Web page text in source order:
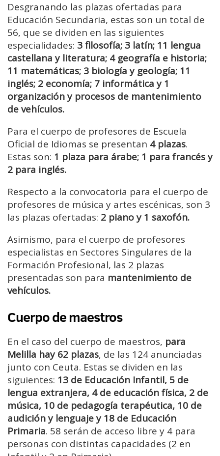
Desgranando las plazas ofertadas para
Educación Secundaria, estas son un total de
56, que se dividen en las siguientes
especialidades: 3 filosofía; 3 latín; 11 lengua
castellana y literatura; 4 geografía e historia;
11 matemáticas; 3 biología y geología; 11
inglés; 2 economía; 7 informática y 1
organización y procesos de mantenimiento
de vehículos.
Para el cuerpo de profesores de Escuela
Oficial de Idiomas se presentan 4 plazas.
Estas son: 1 plaza para árabe; 1 para francés y
2 para inglés.
Respecto a la convocatoria para el cuerpo de
profesores de música y artes escénicas, son 3
las plazas ofertadas: 2 piano y 1 saxofón.
Asimismo, para el cuerpo de profesores
especialistas en Sectores Singulares de la
Formación Profesional, las 2 plazas
presentadas son para mantenimiento de
vehículos.
Cuerpo de maestros
En el caso del cuerpo de maestros, para
Melilla hay 62 plazas, de las 124 anunciadas
junto con Ceuta. Estas se dividen en las
siguientes: 13 de Educación Infantil, 5 de
lengua extranjera, 4 de educación física, 2 de
música, 10 de pedagogía terapéutica, 10 de
audición y lenguaje y 18 de Educación
Primaria. 58 serán de acceso libre y 4 para
personas con distintas capacidades (2 en